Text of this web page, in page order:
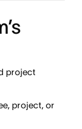
project
project, or